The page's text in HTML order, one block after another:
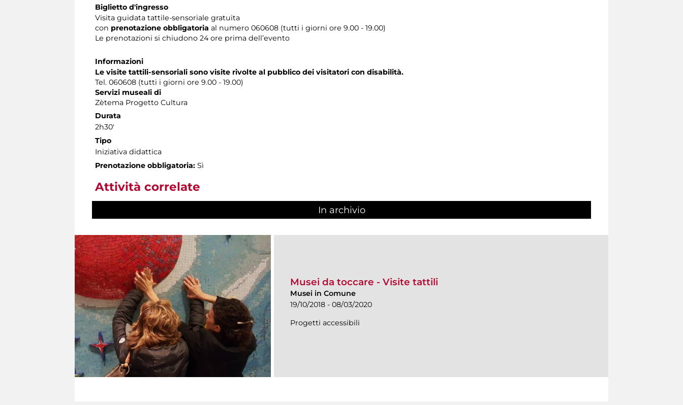
Biglietto d'ingresso
Visita guidata tattile-sensoriale gratuita
con prenotazione obbligatoria al numero 060608 (tutti i giorni ore 9.00 - 19.00)
Le prenotazioni si chiudono 24 ore prima dell’evento
Informazioni
Le visite tattili-sensoriali sono visite rivolte al pubblico dei visitatori con disabilità.
Tel. 060608 (tutti i giorni ore 9.00 - 19.00)
Servizi museali di
Zètema Progetto Cultura
Durata
2h30'
Tipo
Iniziativa didattica
Prenotazione obbligatoria: Sì
Attività correlate
In archivio
Musei da toccare - Visite tattili
Musei in Comune
19/10/2018 - 08/03/2020
Progetti accessibili